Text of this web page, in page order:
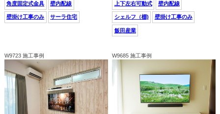
角度固定式金具 壁内配線
壁掛け工事のみ サーラ住宅
上下左右可動式 壁内配線
シェルフ（棚) 壁掛け工事のみ
飯田産業
W9723 施工事例 W9685 施工事例